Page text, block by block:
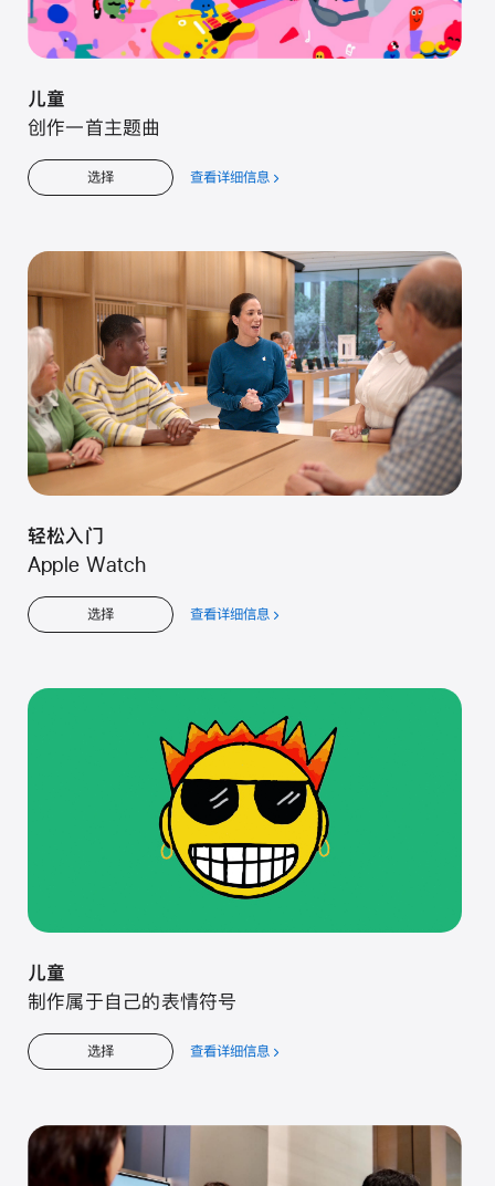
儿童
创作一首主题曲
选择 查看详细信息 关
轻松入门
Apple Watch
选择 查看详细信息 关
门
儿童
制作属于自己的表情符号
选择 查看详细信息 关